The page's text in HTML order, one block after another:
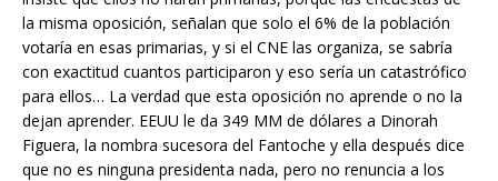
la misma oposición, señalan que solo el 6% de la población
votaría en esas primarias, y si el CNE las organiza, se sabría
con exactitud cuantos participaron y eso sería un catastrófico
para ellos… La verdad que esta oposición no aprende o no la
dejan aprender. EEUU le da 349 MM de dólares a Dinorah
Figuera, la nombra sucesora del Fantoche y ella después dice
que no es ninguna presidenta nada, pero no renuncia a los